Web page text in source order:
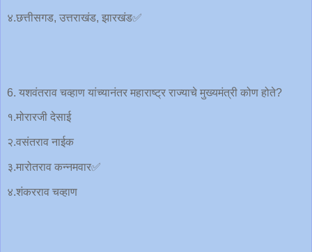
४.छत्तीसगड, उत्तराखंड, झारखंड✅
6. यशवंतराव चव्हाण यांच्यानंतर महाराष्ट्र राज्याचे मुख्यमंत्री कोण होते?
१.मोरारजी देसाई
२.वसंतराव नाईक
३.मारोतराव कन्नमवार✅
४.शंकरराव चव्हाण